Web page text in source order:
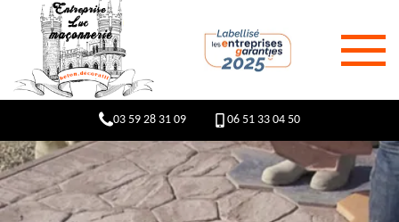
03 59 28 31 09 06 51 33 04 50